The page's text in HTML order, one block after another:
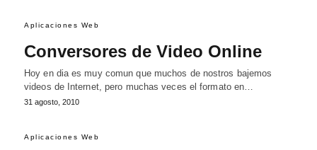
Aplicaciones Web
Conversores de Video Online
Hoy en dia es muy comun que muchos de nostros bajemos
videos de Internet, pero muchas veces el formato en…
31 agosto, 2010
Aplicaciones Web